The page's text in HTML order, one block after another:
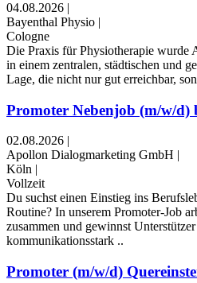
04.08.2026 |
Bayenthal Physio |
Cologne
Die Praxis für Physiotherapie wurde
in einem zentralen, städtischen und
Lage, die nicht nur gut erreichbar,
Promoter Nebenjob (m/w/d)
02.08.2026
Apollon Dialogmarketing GmbH
Köln
Vollzeit
Du suchst einen Einstieg ins
Routine? In unserem Promoter-Job
zusammen und gewinnst
kommunikationsstark ..
Promoter (m/w/d)